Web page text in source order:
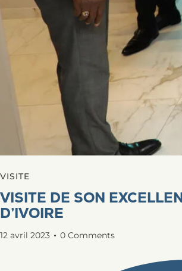
VISITE
VISITE DE SON
D’IVOIRE
12 avril 2023 0 Comments